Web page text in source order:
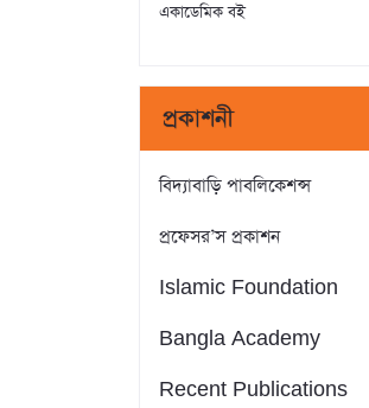
একাডেমিক বই
প্রকাশনী
বিদ্যাবাড়ি পাবলিকেশন্স
প্রফেসর’স প্রকাশন
Islamic Foundation
Bangla Academy
Recent Publications